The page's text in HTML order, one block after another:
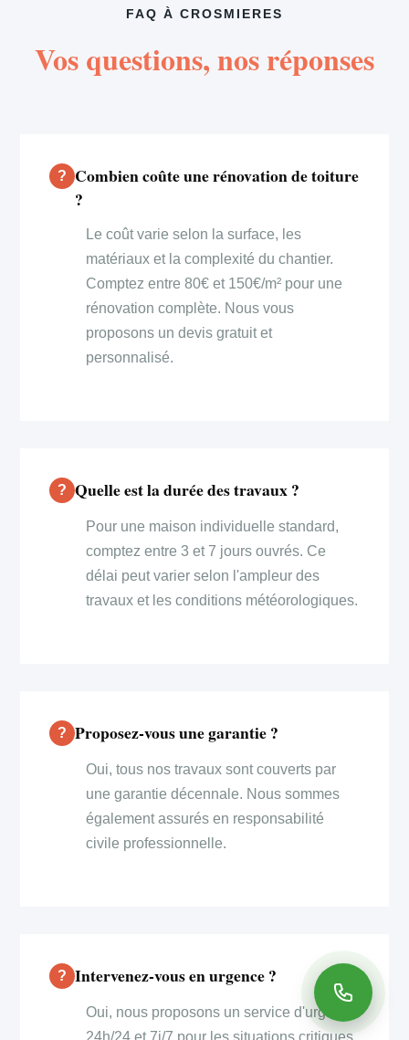
FAQ À CROSMIERES
Vos questions, nos réponses
Combien coûte une rénovation de toiture
?
Le coût varie selon la surface, les
matériaux et la complexité du chantier.
Comptez entre 80€ et 150€/m² pour une
rénovation complète. Nous vous
proposons un devis gratuit et
personnalisé.
Quelle est la durée des travaux ?
Pour une maison individuelle standard,
comptez entre 3 et 7 jours ouvrés. Ce
délai peut varier selon l'ampleur des
travaux et les conditions météorologiques.
Proposez-vous une garantie ?
Oui, tous nos travaux sont couverts par
une garantie décennale. Nous sommes
également assurés en responsabilité
civile professionnelle.
Intervenez-vous en urgence ?
Oui, nous proposons un service d'urgence
24h/24 et 7j/7 pour les situations critiques